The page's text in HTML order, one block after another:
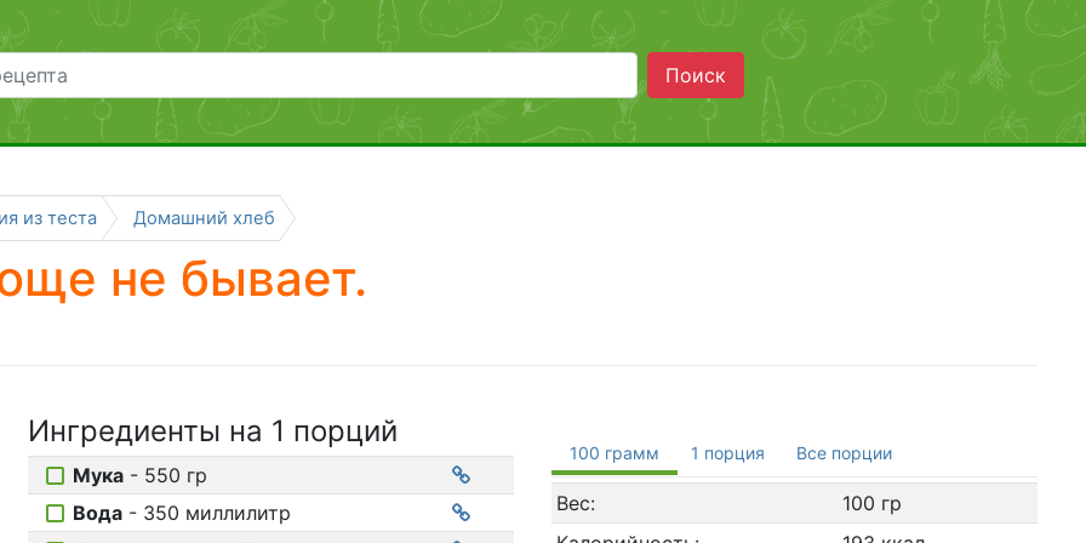
Поиск
из теста Домашний хлеб
не бывает.
Ингредиенты на 1 порций
Мука - 550 гр
Вода - 350 миллилитр
100 грамм 1 порция Все порции
Вес:
100 гр